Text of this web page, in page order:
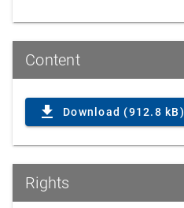
Content
Download (912.8 kB)
Rights